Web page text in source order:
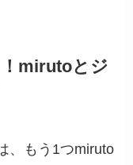
mirutoとジ
、もう1つmiruto